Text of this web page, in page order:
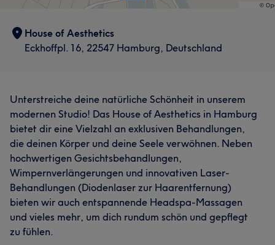
House of Aesthetics
Eckhoffpl. 16, 22547 Hamburg, Deutschland
Unterstreiche deine natürliche Schönheit in unserem
modernen Studio! Das House of Aesthetics in Hamburg
bietet dir eine Vielzahl an exklusiven Behandlungen,
die deinen Körper und deine Seele verwöhnen. Neben
hochwertigen Gesichtsbehandlungen,
Wimpernverlängerungen und innovativen Laser-
Behandlungen (Diodenlaser zur Haarentfernung)
bieten wir auch entspannende Headspa-Massagen
und vieles mehr, um dich rundum schön und gepflegt
zu fühlen.